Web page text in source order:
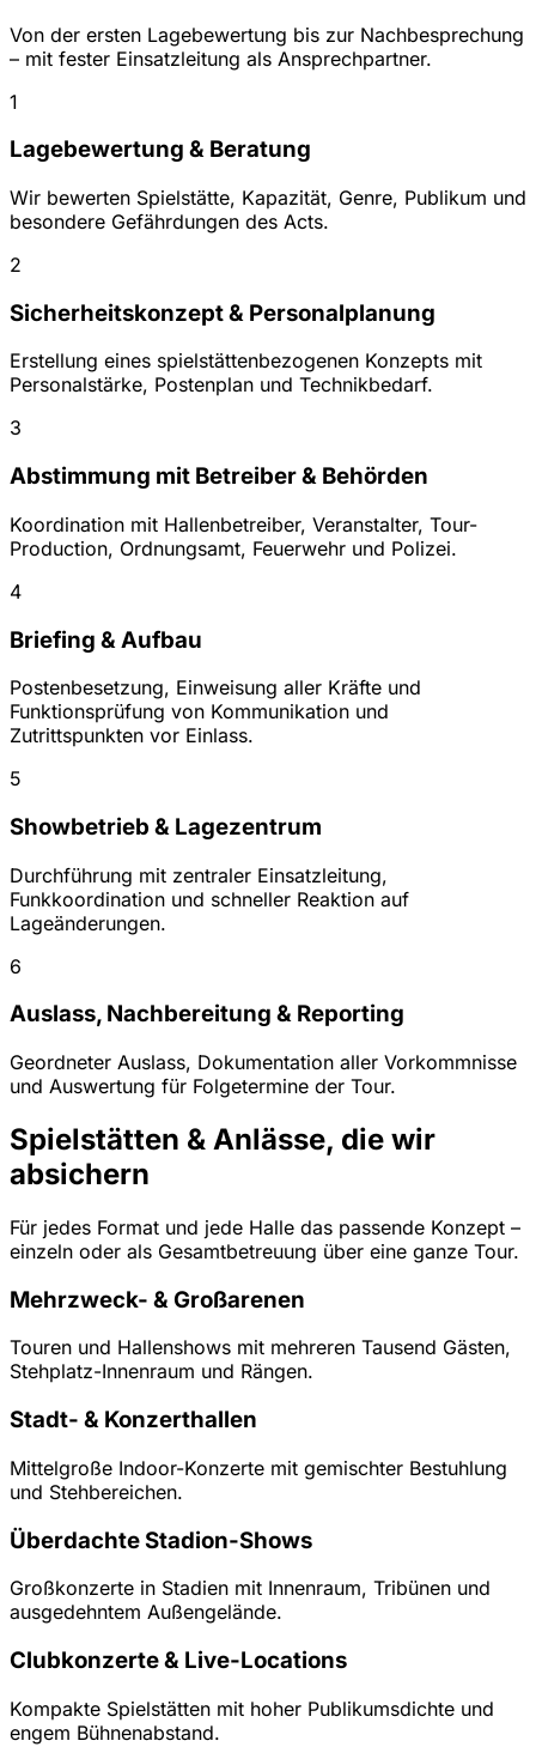
Von der ersten Lagebewertung bis zur Nachbesprechung
– mit fester Einsatzleitung als Ansprechpartner.
1
Lagebewertung & Beratung
Wir bewerten Spielstätte, Kapazität, Genre, Publikum und
besondere Gefährdungen des Acts.
2
Sicherheitskonzept & Personalplanung
Erstellung eines spielstättenbezogenen Konzepts mit
Personalstärke, Postenplan und Technikbedarf.
3
Abstimmung mit Betreiber & Behörden
Koordination mit Hallenbetreiber, Veranstalter, Tour-
Production, Ordnungsamt, Feuerwehr und Polizei.
4
Briefing & Aufbau
Postenbesetzung, Einweisung aller Kräfte und
Funktionsprüfung von Kommunikation und
Zutrittspunkten vor Einlass.
5
Showbetrieb & Lagezentrum
Durchführung mit zentraler Einsatzleitung,
Funkkoordination und schneller Reaktion auf
Lageänderungen.
6
Auslass, Nachbereitung & Reporting
Geordneter Auslass, Dokumentation aller Vorkommnisse
und Auswertung für Folgetermine der Tour.
Spielstätten & Anlässe, die wir
absichern
Für jedes Format und jede Halle das passende Konzept –
einzeln oder als Gesamtbetreuung über eine ganze Tour.
Mehrzweck- & Großarenen
Touren und Hallenshows mit mehreren Tausend Gästen,
Stehplatz-Innenraum und Rängen.
Stadt- & Konzerthallen
Mittelgroße Indoor-Konzerte mit gemischter Bestuhlung
und Stehbereichen.
Überdachte Stadion-Shows
Großkonzerte in Stadien mit Innenraum, Tribünen und
ausgedehntem Außengelände.
Clubkonzerte & Live-Locations
Kompakte Spielstätten mit hoher Publikumsdichte und
engem Bühnenabstand.